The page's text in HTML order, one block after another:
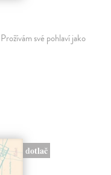
své pohlaví jako
dotlač